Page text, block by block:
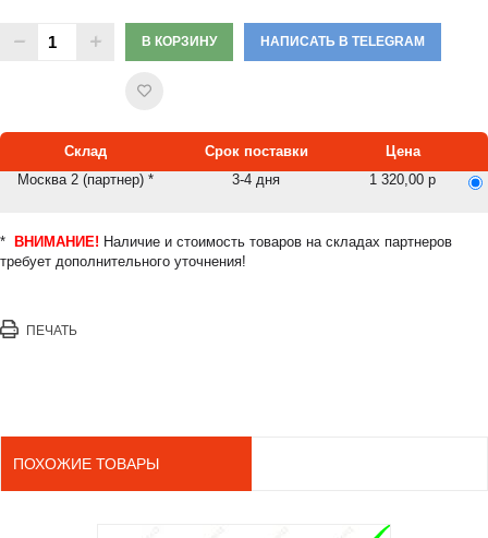
В КОРЗИНУ НАПИСАТЬ В TELEGRAM
Склад Срок поставки
Цена
Москва 2 (партнер) *
3-4 дня 1 320,00 р
* ВНИМАНИЕ! Наличие и стоимость товаров на складах партнеров
требует дополнительного уточнения!
ПЕЧАТЬ
ПОХОЖИЕ ТОВАРЫ